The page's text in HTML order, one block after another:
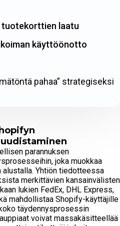
parannuksen
joka muokkaa
Yhtiön tiedotteessa
merkittävien kansainvälisten
lukien FedEx, DHL Express,
mahdollistaa Shopify-käyttäjille
täydennysprosessin
voivat massakäsitteellää
laatu
käyttöönotto
pahaa” strategiseksi